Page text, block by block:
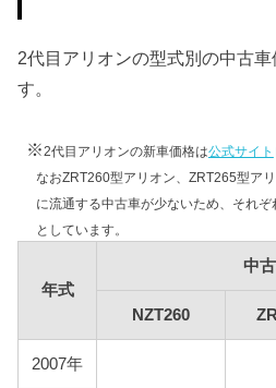
ZRT260
ZRT261
車検費用
車検代行料金、一般消耗品
検費用を50,000円としていま
2代目アリオンは自家用乗用
2代目アリオンの型式別の中古
す。
※2代目アリオンの新車価格は公式サイト
なおZRT260型アリオン、ZRT265型ア
に流通する中古車が少ないため、それ
としています。
年式
中
NZT260
2007年